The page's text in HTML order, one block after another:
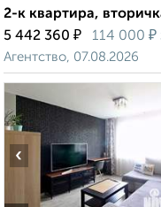
2-к квартира,
5 442 360 ₽ 114 000 ₽
Агентство, 07.08.2026
‹